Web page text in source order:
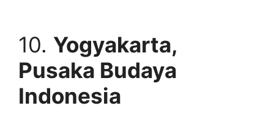
10. Yogyakarta,
Pusaka Budaya
Indonesia